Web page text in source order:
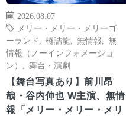
2026.08.07
メリー・メリー・メリーゴ
ーランド
橋詰龍 無情報
無
情報（ノーインフォメーショ
ン）
舞台・演劇
【舞台写真あり】前川昂
哉・谷内伸也 W主演、無情
報「メリー・メリー・メリ